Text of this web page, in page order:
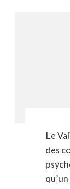
Le
des